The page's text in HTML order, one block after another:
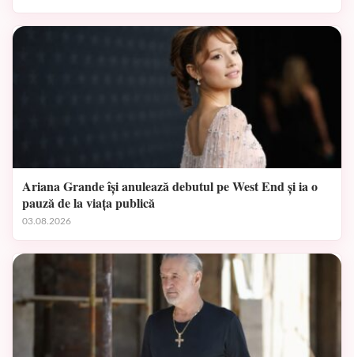
Ariana Grande își anulează debutul pe West End și ia o
pauză de la viața publică
03.08.2026